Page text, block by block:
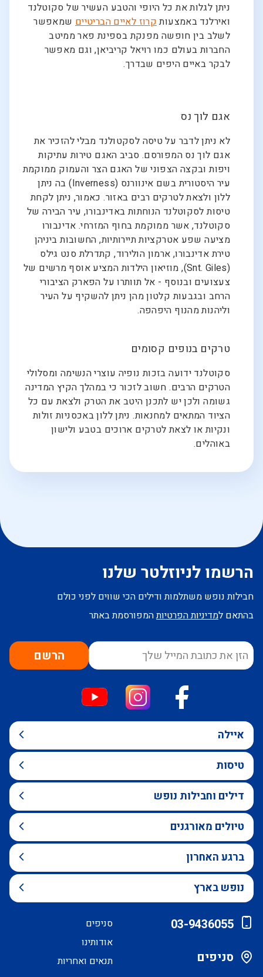
ניתן לגלות את כל היופי והטבע העשיר של סקוטלנד
ואירלנד באמצעותקרוז לאיים הבריטייםשמאפשר
לשלב בין חופשה מפנקת בספינת פאר ממיטב
החברות בעולם כמו רויאל קריביאן, וגם מאפשר
לבקר באיים היפים שבדרך.
אגם לוך נס
לא ניתן לדבר על טיסה לסקטולנד מבלי להזכיר את
אגם לוך נס המפורסם. סביב האגם טירות עתיקות
ויפות ובקצה הצפוני של האגם הצר והעמוק ממוקמת
עיר היסטורית בשם אינוורנס (Inverness) בה ניתן
ללון ולצאת לטרקים רבים באזור. כאמור, ניתן לקחת
טיסות לסקוטלנד הנוחתות באדינבורו, עיר הבירה של
סקוטלנד, אשר ממוקמת בחוף המזרחי. אדינבורו
מציעה שפע אטרקציות תיירותיות, החשובות ביניהן
טירת אדינבורו, ארמון הולירוד, קתדרלת סנט גילס
(Snt. Giles), מוזיאון הילדות המציע אוסף מרשים של
צעצועים ובנוסף - אל תוותרו על הפארק הציבורי
הרחב ובגבעות קלטון מהן ניתן להשקיף על העיר
וליהנות מהנוף היפהפה.
טרקים בנופים קסומים
סקוטלנד ידועה בזכות נופיה עוצרי הנשימה ומסלולי
הטרקים הרבים. חשוב לזכור כי במהלך הקיץ המדינה
גשומה ולכן יש לתכנן היטב את הטרק ולצאת עם כל
הציוד המתאים למחנאות. ניתן ללון באכסניות זולות
ונקיות או לצאת לטרקים ארוכים בטבע ולישון
באוהלים.
הרשמו לניוזלטר שלנו
חבילות נופש משתלמות ודילים הכי שווים לפני כולם
בהתאם למדיניות הפרטיותהמפורסמת באתר
הרשם
איילה
טיסות
דילים וחבילות נופש
טיולים מאורגנים
ברגע האחרון
נופש בארץ
03-9436055
סניפים
סניפים
אודותינו
תנאים ואחריות